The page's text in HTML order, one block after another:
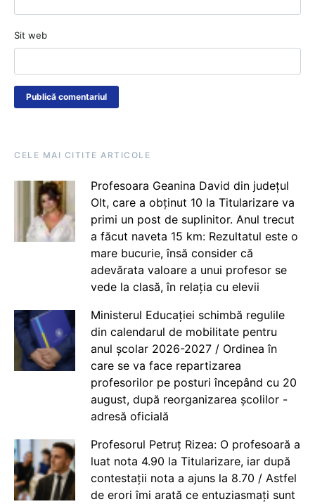
Sit web
CELE MAI CITITE ARTICOLE
Profesoara Geanina David din județul
Olt, care a obținut 10 la Titularizare va
primi un post de suplinitor. Anul trecut
a făcut naveta 15 km: Rezultatul este o
mare bucurie, însă consider că
adevărata valoare a unui profesor se
vede la clasă, în relația cu elevii
Ministerul Educației schimbă regulile
din calendarul de mobilitate pentru
anul școlar 2026-2027 / Ordinea în
care se va face repartizarea
profesorilor pe posturi începând cu 20
august, după reorganizarea școlilor -
adresă oficială
Profesorul Petruț Rizea: O profesoară a
luat nota 4.90 la Titularizare, iar după
contestații nota a ajuns la 8.70 / Astfel
de erori îmi arată ce entuziasmați sunt